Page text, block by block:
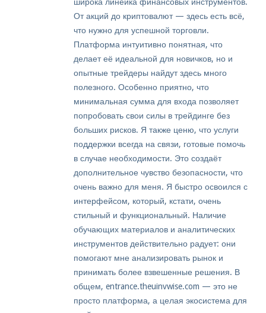
широка линейка финансовых инструментов.
От акций до криптовалют — здесь есть всё,
что нужно для успешной торговли.
Платформа интуитивно понятная, что
делает её идеальной для новичков, но и
опытные трейдеры найдут здесь много
полезного. Особенно приятно, что
минимальная сумма для входа позволяет
попробовать свои силы в трейдинге без
больших рисков. Я также ценю, что услуги
поддержки всегда на связи, готовые помочь
в случае необходимости. Это создаёт
дополнительное чувство безопасности, что
очень важно для меня. Я быстро освоился с
интерфейсом, который, кстати, очень
стильный и функциональный. Наличие
обучающих материалов и аналитических
инструментов действительно радует: они
помогают мне анализировать рынок и
принимать более взвешенные решения. В
общем, entrance.theuinvwise.com — это не
просто платформа, а целая экосистема для